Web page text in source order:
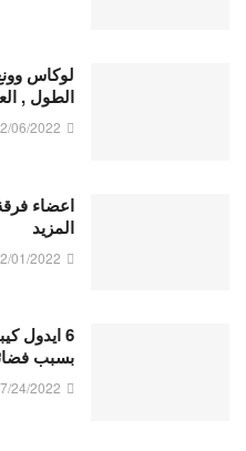
لوكاس
الطول ,
06/2022
اعضاء
المزيد
01/2022
6 ايدول
بسبب
24/2022